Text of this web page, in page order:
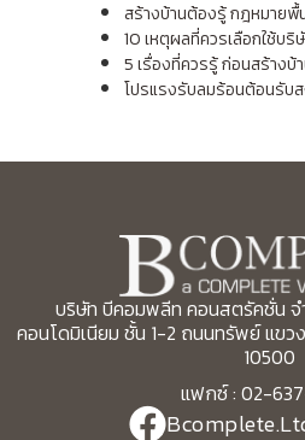
สร้างบ้านต้องรู้ กฎหมายพื้
10 เหตุผลที่ควรเลือกใช้บริ
5 เรื่องที่ควรรู้ ก่อนสร้างบ้
โปรแรงรับลมร้อนต้อนรับ
บริษัท บีคอมพลีท คอนสตรัคชั่น จ
คอนโดมิเนียม ชั้น 1-2 ถนนทรัพย์ แขว
10500
แฟกซ์ : 02-